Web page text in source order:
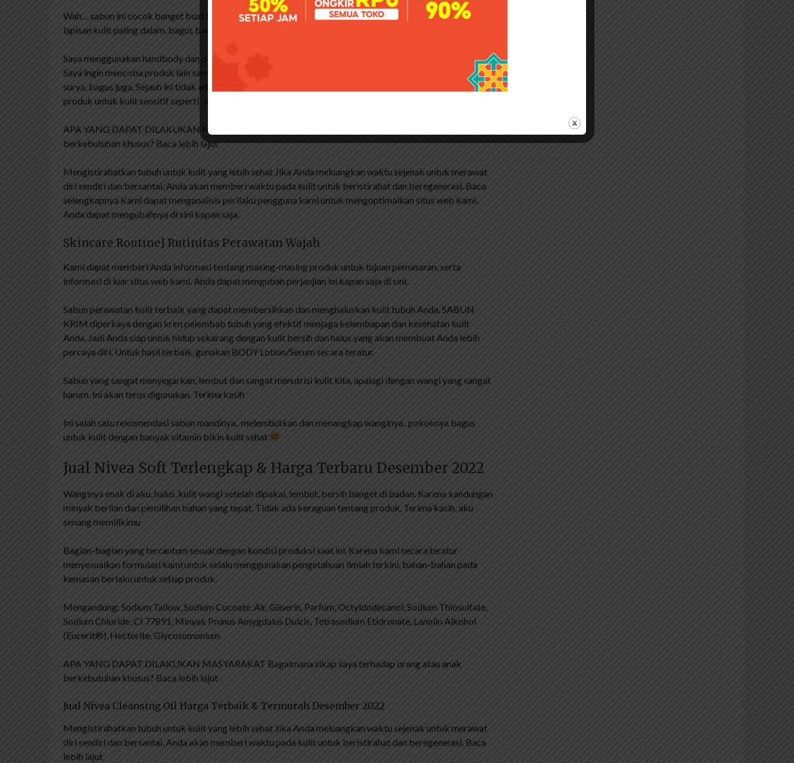
Wah… sabun ini cocok banget buat kulit kusam dan kering, kandungan krim pelembabnya bisa menyerap
lapisan kulit paling dalam, bagus banget
Saya menggunakan handbody dan pelembab dengan benar. Karena kulitku merah. Sangat menghidrasi.
Saya ingin mencoba produk lain sambil menunggu pembayaran. Saya menggunakan lip balm dan tabir
surya, bagus juga. Sejauh ini tidak ada yang salah dengan produknya. Saya berharap akan ada lebih banyak
produk untuk kulit sensitif seperti saya. Lebih suka sabun dan sampo untuk eksim
APA YANG DAPAT DILAKUKAN MASYARAKAT Bagaimana sikap saya terhadap orang atau anak
berkebutuhan khusus? Baca lebih lajut
Mengistirahatkan tubuh untuk kulit yang lebih sehat Jika Anda meluangkan waktu sejenak untuk merawat
diri sendiri dan bersantai, Anda akan memberi waktu pada kulit untuk beristirahat dan beregenerasi. Baca
selengkapnya Kami dapat menganalisis perilaku pengguna kami untuk mengoptimalkan situs web kami.
Anda dapat mengubahnya di sini kapan saja.
Skincare Routine] Rutinitas Perawatan Wajah
Kami dapat memberi Anda informasi tentang masing-masing produk untuk tujuan pemasaran, serta
informasi di luar situs web kami. Anda dapat mengubah perjanjian ini kapan saja di sini.
Sabun perawatan kulit terbaik yang dapat membersihkan dan menghaluskan kulit tubuh Anda. SABUN
KRIM diperkaya dengan krim pelembab tubuh yang efektif menjaga kelembapan dan kesehatan kulit
Anda. Jadi Anda siap untuk hidup sekarang dengan kulit bersih dan halus yang akan membuat Anda lebih
percaya diri. Untuk hasil terbaik, gunakan BODY Lotion/Serum secara teratur.
Sabun yang sangat menyegarkan, lembut dan sangat menutrisi kulit kita, apalagi dengan wangi yang sangat
harum. Ini akan terus digunakan. Terima kasih
Ini salah satu rekomendasi sabun mandinya.. melembutkan dan menangkap wanginya.. pokoknya bagus
untuk kulit dengan banyak vitamin bikin kulit sehat
Jual Nivea Soft Terlengkap & Harga Terbaru Desember 2022
Wanginya enak di aku, halus, kulit wangi setelah dipakai, lembut, bersih banget di badan. Karena kandungan
minyak berlian dan pemilihan bahan yang tepat. Tidak ada keraguan tentang produk. Terima kasih, aku
senang memilikimu
Bagian-bagian yang tercantum sesuai dengan kondisi produksi saat ini. Karena kami secara teratur
menyesuaikan formulasi kami untuk selalu menggunakan pengetahuan ilmiah terkini, bahan-bahan pada
kemasan berlaku untuk setiap produk.
Mengandung: Sodium Tallow, Sodium Cocoate, Air, Gliserin, Parfum, Octyldodecanol, Sodium Thiosulfate,
Sodium Chloride, CI 77891, Minyak Prunus Amygdalus Dulcis, Tetrasodium Etidronate, Lanolin Alkohol
(Eucerit®), Hectorite, Glycosomonium
APA YANG DAPAT DILAKUKAN MASYARAKAT Bagaimana sikap saya terhadap orang atau anak
berkebutuhan khusus? Baca lebih lajut
Jual Nivea Cleansing Oil Harga Terbaik & Termurah Desember 2022
Mengistirahatkan tubuh untuk kulit yang lebih sehat Jika Anda meluangkan waktu sejenak untuk merawat
diri sendiri dan bersantai, Anda akan memberi waktu pada kulit untuk beristirahat dan beregenerasi. Baca
lebih lajut